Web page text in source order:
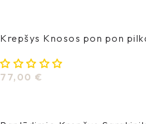
Krepšys Knosos pon pon
77,00 €